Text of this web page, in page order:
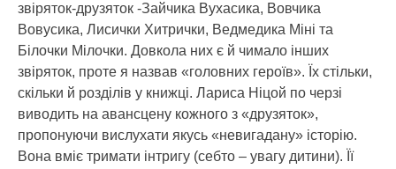
звіряток-друзяток -Зайчика Вухасика, Вовчика
Вовусика, Лисички Хитрички, Ведмедика Міні та
Білочки Мілочки. Довкола них є й чимало інших
звіряток, проте я назвав «головних героїв». Їх стільки,
скільки й розділів у книжці. Лариса Ніцой по черзі
виводить на авансцену кожного з «друзяток»,
пропонуючи вислухати якусь «невигадану» історію.
Вона вміє тримати інтригу (себто – увагу дитини). Її